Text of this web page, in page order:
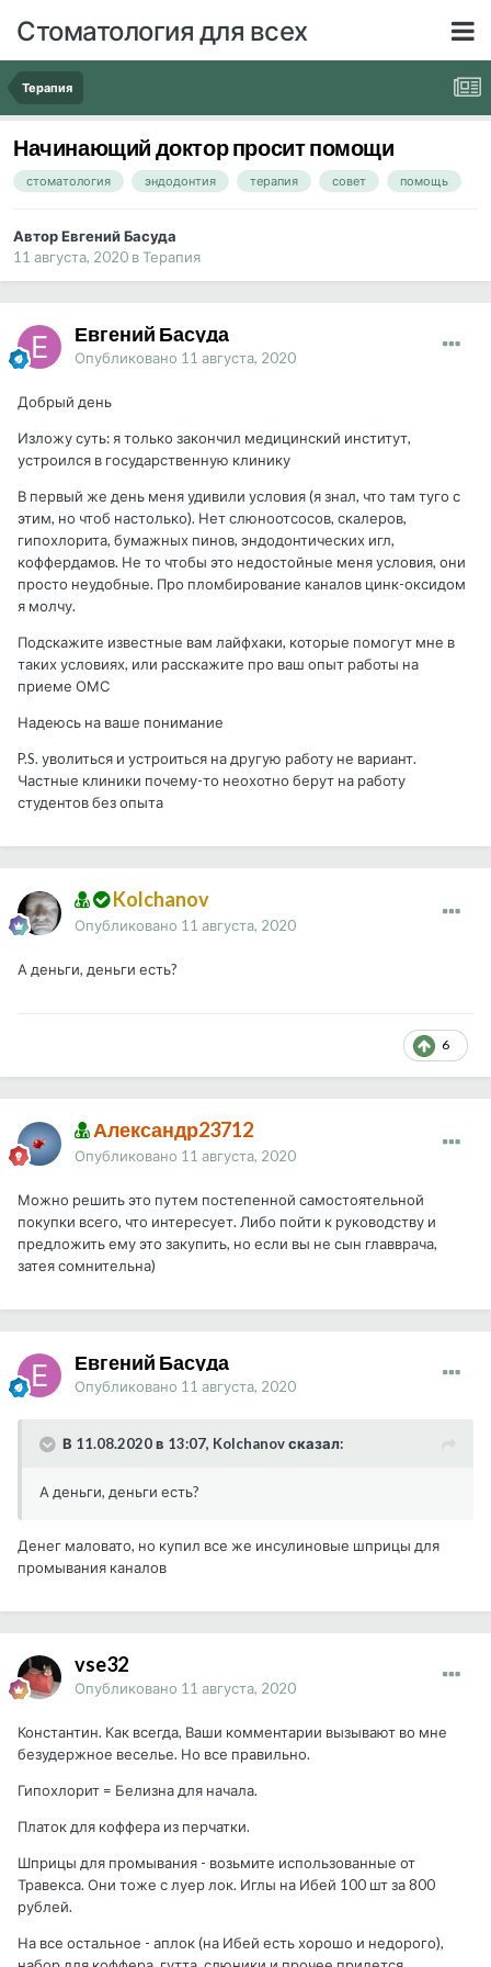
Стоматология для всех
Терапия
Начинающий доктор просит помощи
стоматология эндодонтия терапия совет помощь
Автор Евгений Басуда
11 августа, 2020 вТерапия
Евгений Басуда
Опубликовано 11 августа, 2020
Добрый день
Изложу суть: я только закончил медицинский институт,
устроился в государственную клинику
В первый же день меня удивили условия (я знал, что там туго с
этим, но чтоб настолько). Нет слюноотсосов, скалеров,
гипохлорита, бумажных пинов, эндодонтических игл,
коффердамов. Не то чтобы это недостойные меня условия, они
просто неудобные. Про пломбирование каналов цинк-оксидом
я молчу.
Подскажите известные вам лайфхаки, которые помогут мне в
таких условиях, или расскажите про ваш опыт работы на
приеме ОМС
Надеюсь на ваше понимание
P.S. уволиться и устроиться на другую работу не вариант.
Частные клиники почему-то неохотно берут на работу
студентов без опыта
Kolchanov
Опубликовано 11 августа, 2020
А деньги, деньги есть?
6
Александр23712
Опубликовано 11 августа, 2020
Можно решить это путем постепенной самостоятельной
покупки всего, что интересует. Либо пойти к руководству и
предложить ему это закупить, но если вы не сын главврача,
затея сомнительна)
Евгений Басуда
Опубликовано 11 августа, 2020
В 11.08.2020 в 13:07, Kolchanov сказал:
А деньги, деньги есть?
Денег маловато, но купил все же инсулиновые шприцы для
промывания каналов
vse32
Опубликовано 11 августа, 2020
Константин. Как всегда, Ваши комментарии вызывают во мне
безудержное веселье. Но все правильно.
Гипохлорит = Белизна для начала.
Платок для коффера из перчатки.
Шприцы для промывания - возьмите использованные от
Травекса. Они тоже с луер лок. Иглы на Ибей 100 шт за 800
рублей.
На все остальное - аплок (на Ибей есть хорошо и недорого),